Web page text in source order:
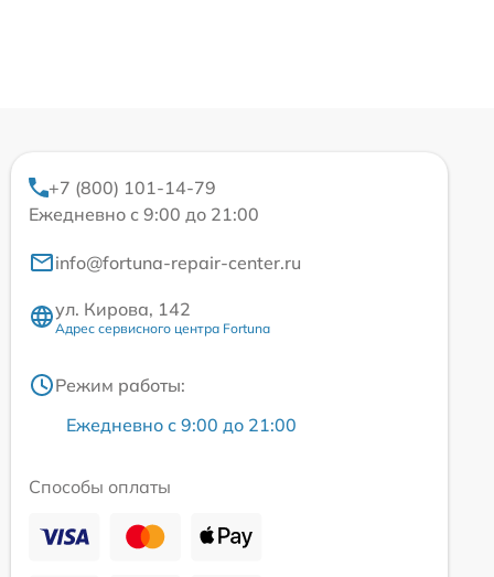
+7 (800) 101-14-79
Ежедневно с 9:00 до 21:00
info@fortuna-repair-center.ru
ул. Кирова, 142
Адрес сервисного центра Fortuna
Режим работы:
Ежедневно с 9:00 до 21:00
Способы оплаты